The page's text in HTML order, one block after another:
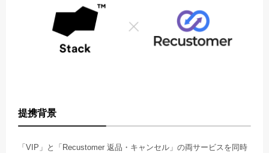
提携背景
「VIP」と「Recustomer 返品・キャンセル」の両サービスを同時